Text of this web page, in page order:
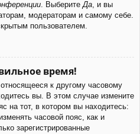
. Выберите Да , и вы
модераторам и самому себе.
пользователем.
время!
к другому часовому
вы. В этом случае измените
на тот, в котором вы находитесь:
часовой пояс, как и
зарегистрированные